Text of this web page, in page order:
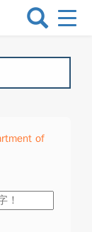
選
換
of